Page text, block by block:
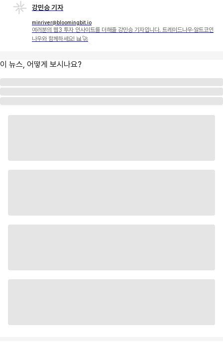
강민승 기자
minriver@bloomingbit.io
여러분의 웹3 투자 인사이트를 더해줄 강민승 기자입니다. 트레이드나우·알트코인
나우와 함께하세요! 📊🚀
이 뉴스, 어떻게 보시나요?